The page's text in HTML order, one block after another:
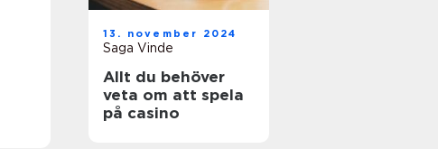
13. november 2024
Saga Vinde
Allt du behöver
veta om att spela
på casino